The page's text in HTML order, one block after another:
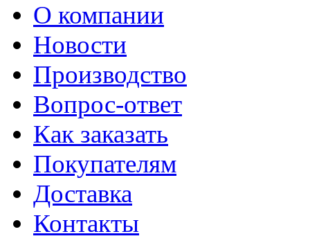
О компании
Новости
Производство
Вопрос-ответ
Как заказать
Покупателям
Доставка
Контакты